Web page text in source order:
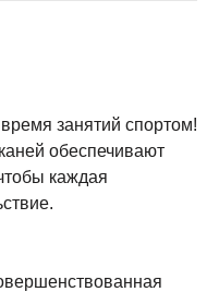
занятий спортом!
обеспечивают
каждая